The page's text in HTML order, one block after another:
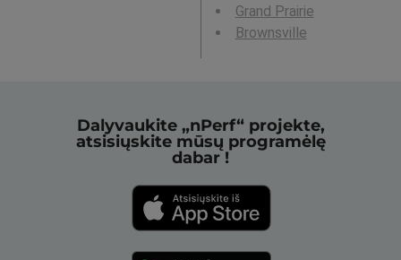
Grand Prairie
Brownsville
Dalyvaukite „nPerf“ projekte,
atsisiųskite mūsų programėlę
dabar !